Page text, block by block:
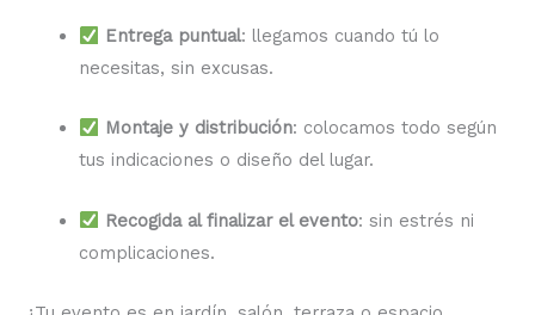
Entrega puntual: llegamos cuando tú lo
necesitas, sin excusas.
Montaje y distribución: colocamos todo según
tus indicaciones o diseño del lugar.
Recogida al finalizar el evento: sin estrés ni
complicaciones.